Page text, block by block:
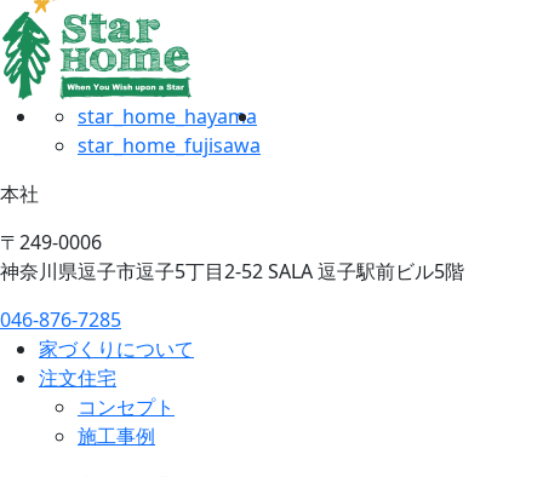
star_home_hayama
star_home_fujisawa
本社
〒249-0006
神奈川県逗子市逗子5丁目2-52 SALA 逗子駅前ビル5階
046-876-7285
家づくりについて
注文住宅
コンセプト
施工事例